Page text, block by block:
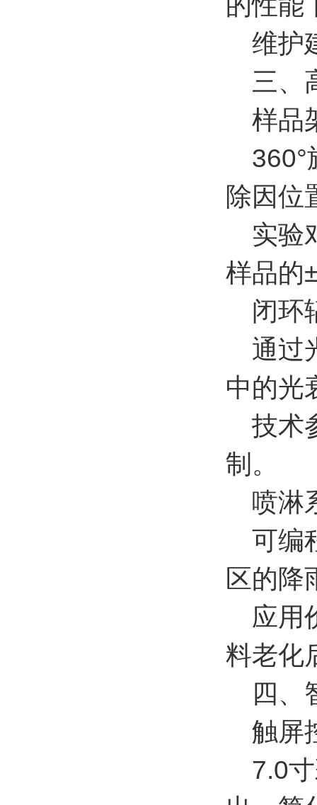
维护
三、
样品
360°
除因位
实验
样品的
闭环
通过
中的光
技术
制。
喷淋
可编
区的降
应用
料老化
四、
触屏
7.0寸